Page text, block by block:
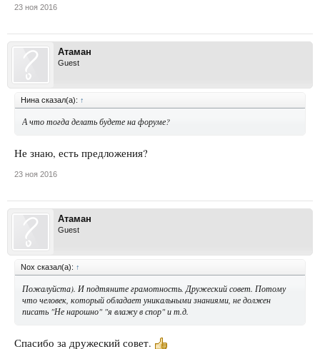
23 ноя 2016
Атаман
Guest
Нина сказал(а): ↑
А что тогда делать будете на форуме?
Не знаю, есть предложения?
23 ноя 2016
Атаман
Guest
Nox сказал(а): ↑
Пожалуйста). И подтяните грамотность. Дружеский совет. Потому
что человек, который обладает уникальными знаниями, не должен
писать "Не нарошно" "я влажув спор" и т.д.
Спасибо за дружеский совет.